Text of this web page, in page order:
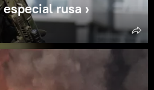
rusa ›